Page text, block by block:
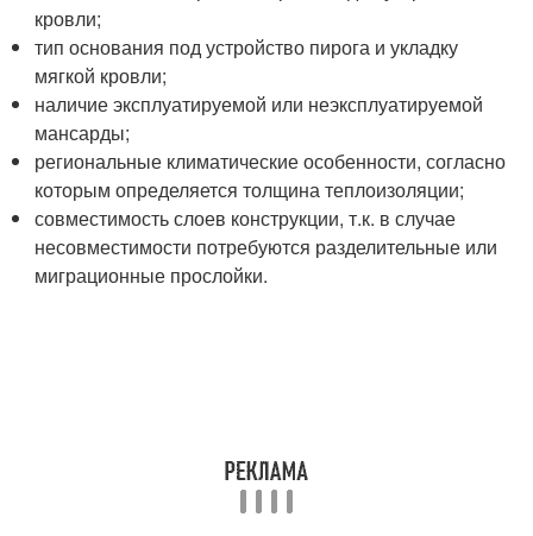
кровли;
тип основания под устройство пирога и укладку
мягкой кровли;
наличие эксплуатируемой или неэксплуатируемой
мансарды;
региональные климатические особенности, согласно
которым определяется толщина теплоизоляции;
совместимость слоев конструкции, т.к. в случае
несовместимости потребуются разделительные или
миграционные прослойки.